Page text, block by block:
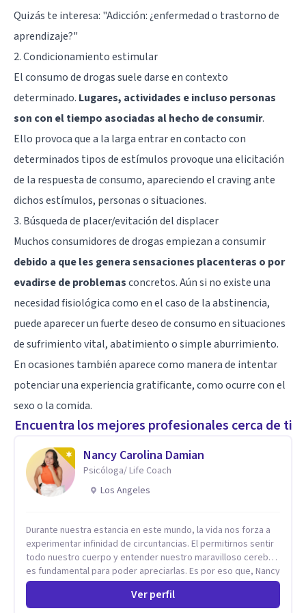
Quizás te interesa: "Adicción: ¿enfermedad o trastorno de
aprendizaje?"
2. Condicionamiento estimular
El consumo de drogas suele darse en contexto
determinado. Lugares, actividades e incluso personas
son con el tiempo asociadas al hecho de consumir.
Ello provoca que a la larga entrar en contacto con
determinados tipos de estímulos provoque una elicitación
de la respuesta de consumo, apareciendo el craving ante
dichos estímulos, personas o situaciones.
3. Búsqueda de placer/evitación del displacer
Muchos consumidores de drogas empiezan a consumir
debido a que les genera sensaciones placenteras o por
evadirse de problemasconcretos. Aún si no existe una
necesidad fisiológica como en el caso de la abstinencia,
puede aparecer un fuerte deseo de consumo en situaciones
de sufrimiento vital, abatimiento o simple aburrimiento.
En ocasiones también aparece como manera de intentar
potenciar una experiencia gratificante, como ocurre con el
sexo o la comida.
Encuentra los mejores profesionales cerca de ti
Nancy Carolina Damian
Psicóloga/ Life Coach
Los Angeles
Durante nuestra estancia en este mundo, la vida nos forza a
experimentar infinidad de circuntancias. El permitirnos sentir
todo nuestro cuerpo y entender nuestro maravilloso cerebro,
es fundamental para poder apreciarlas. Es por eso que, Nancy
Damian esta dispuesta a brindarte una mano amiga atravez de
herramientas fundamentales para crecer y fortalecer tu
Ver perfil